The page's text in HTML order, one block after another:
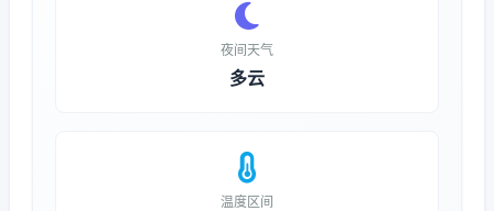
夜间天气
多云
温度区间